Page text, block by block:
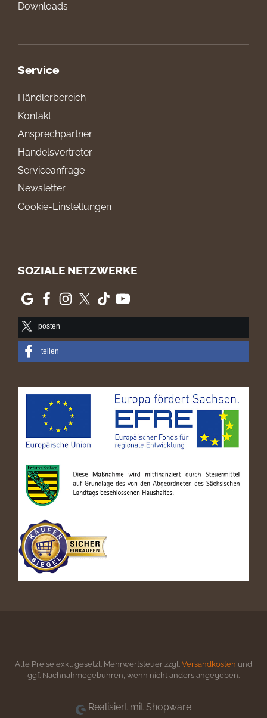
Downloads
Service
Händlerbereich
Kontakt
Ansprechpartner
Handelsvertreter
Serviceanfrage
Newsletter
Cookie-Einstellungen
SOZIALE NETZWERKE
posten
teilen
Alle Preise exkl. gesetzl. Mehrwertsteuer zzgl. Versandkosten und
ggf. Nachnahmegebühren, wenn nicht anders angegeben.
Realisiert mit Shopware